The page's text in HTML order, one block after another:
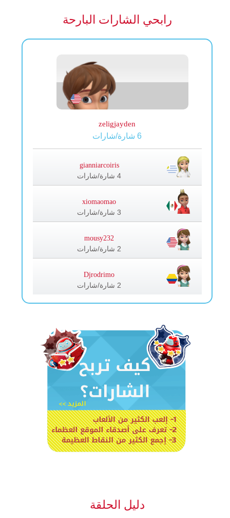
رابحي الشارات البارحة
zeligjayden
6 شارة/شارات
gianniarcoiris
4 شارة/شارات
xiomaomao
3 شارة/شارات
mousy232
2 شارة/شارات
Djrodrimo
2 شارة/شارات
دليل الحلقة